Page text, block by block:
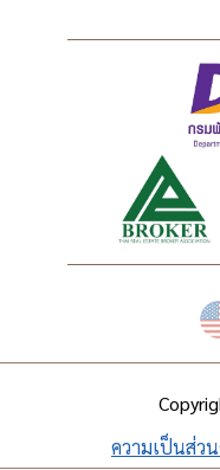
ความเป็นส่ว